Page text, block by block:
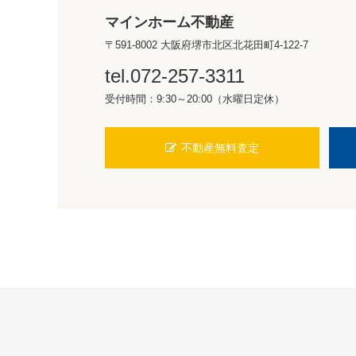
マインホーム不動産
〒591-8002 大阪府堺市北区北花田町4-122-7
tel.072-257-3311
受付時間：9:30～20:00（水曜日定休）
不動産無料査定